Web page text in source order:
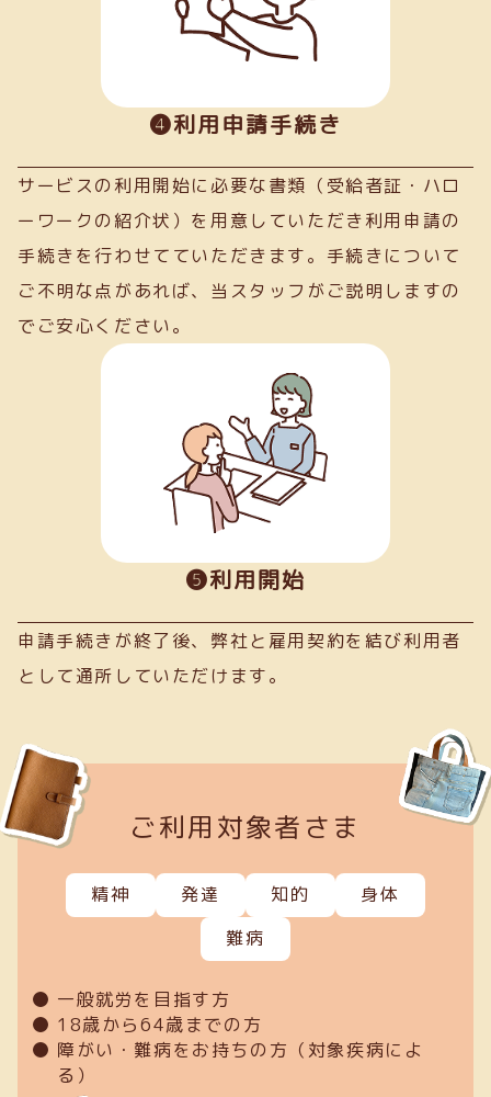
➍利用申請手続き
サービスの利用開始に必要な書類（受給者証・ハロ
ーワークの紹介状）を用意していただき利用申請の
手続きを行わせてていただきます。手続きについて
ご不明な点があれば、当スタッフがご説明しますの
でご安心ください。
❺利用開始
申請手続きが終了後、弊社と雇用契約を結び利用者
として通所していただけます。
ご利用対象者さま
精神 発達 知的
身体
難病
一般就労を目指す方
18歳から64歳までの方
障がい・難病をお持ちの方（対象疾病によ
る）